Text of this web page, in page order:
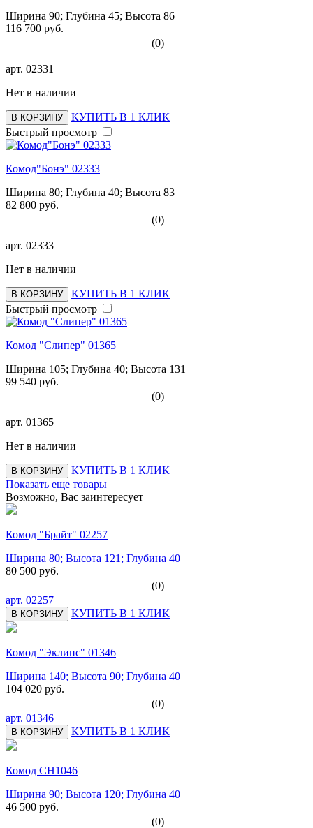
Ширина 90; Глубина 45; Высота 86
116 700 руб.
(0)
арт. 02331
Нет в наличии
В КОРЗИНУ
КУПИТЬ В 1 КЛИК
Быстрый просмотр
Комод"Бонэ" 02333
Ширина 80; Глубина 40; Высота 83
82 800 руб.
(0)
арт. 02333
Нет в наличии
В КОРЗИНУ
КУПИТЬ В 1 КЛИК
Быстрый просмотр
Комод "Слипер" 01365
Ширина 105; Глубина 40; Высота 131
99 540 руб.
(0)
арт. 01365
Нет в наличии
В КОРЗИНУ
КУПИТЬ В 1 КЛИК
Показать еще товары
Возможно, Вас заинтересует
Комод "Брайт" 02257
Ширина 80; Высота 121; Глубина 40
80 500 руб.
(0)
арт. 02257
В КОРЗИНУ КУПИТЬ В 1 КЛИК
Комод "Эклипс" 01346
Ширина 140; Высота 90; Глубина 40
104 020 руб.
(0)
арт. 01346
В КОРЗИНУ КУПИТЬ В 1 КЛИК
Комод СН1046
Ширина 90; Высота 120; Глубина 40
46 500 руб.
(0)